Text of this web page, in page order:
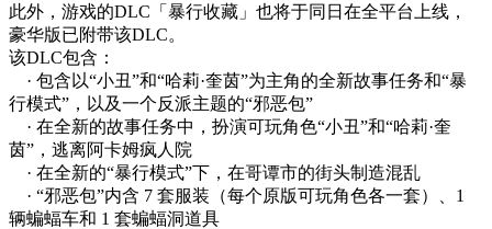
此外，游戏的DLC「暴行收藏」也将于同日在全平台上线，
豪华版已附带该DLC。
该DLC包含：
· 包含以“小丑”和“哈莉·奎茵”为主角的全新故事任务和“暴
行模式”，以及一个反派主题的“邪恶包”
· 在全新的故事任务中，扮演可玩角色“小丑”和“哈莉·奎
茵”，逃离阿卡姆疯人院
· 在全新的“暴行模式”下，在哥谭市的街头制造混乱
· “邪恶包”内含 7 套服装（每个原版可玩角色各一套）、1
辆蝙蝠车和 1 套蝙蝠洞道具